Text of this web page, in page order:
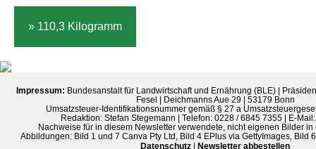
» 110,3 Kilogramm
Impressum: Bundesanstalt für Landwirtschaft und Ernährung (BLE) |
Fesel | Deichmanns Aue 29 | 53179 Bonn
Umsatzsteuer-Identifikationsnummer gemäß § 27 a
Redaktion: Stefan Stegemann | Telefon: 0228 / 6845 7355 | E-
Nachweise für in diesem Newsletter verwendete, nicht eigenen Bilder
Abbildungen: Bild 1 und 7 Canva Pty Ltd, Bild 4 EPlus via GettyImages, Bild
Datenschutz
Newsletter abbestellen